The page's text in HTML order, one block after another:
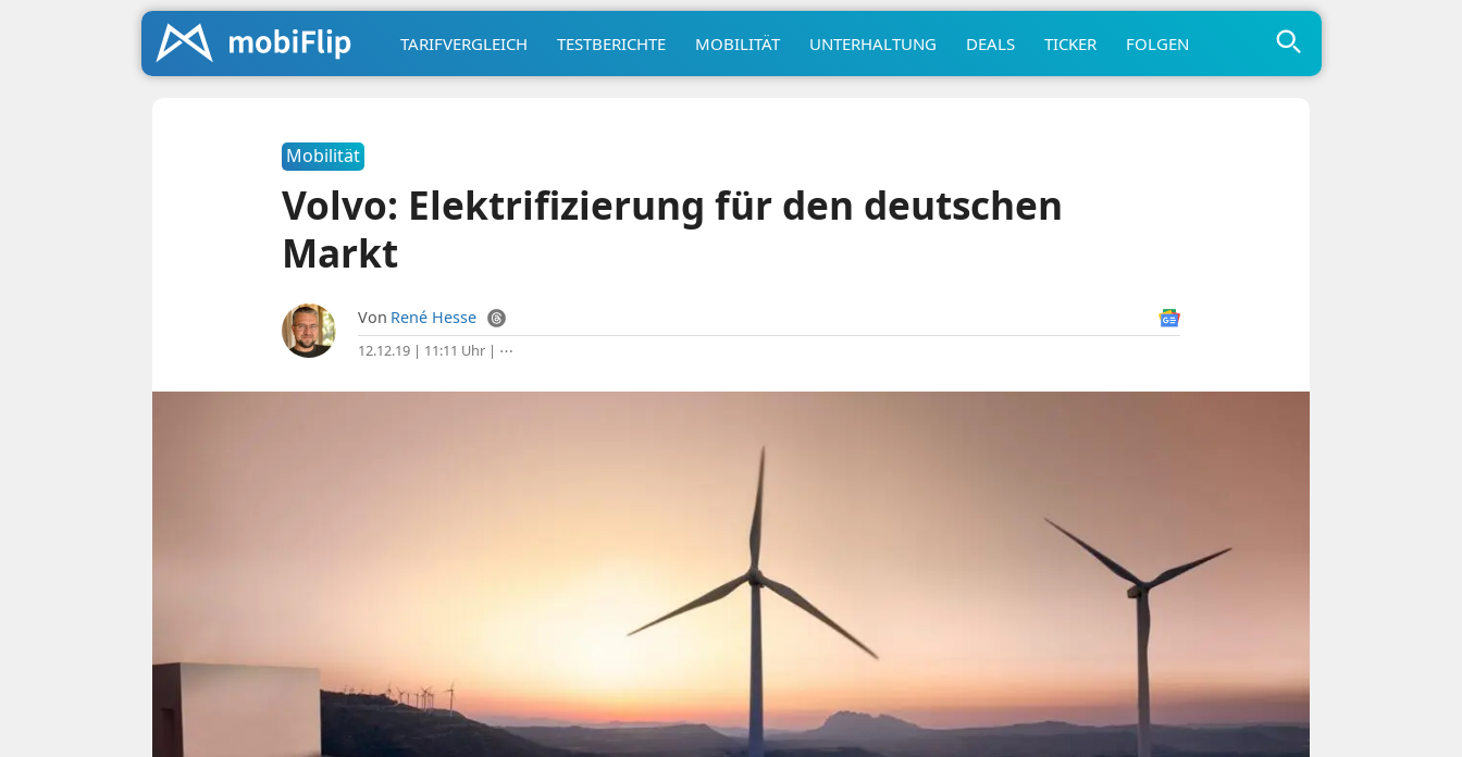
TARIFVERGLEICH TESTBERICHTE MOBILITÄT UNTERHALTUNG DEALS TICKER FOLGEN
Mobilität
Volvo: Elektrifizierung für den deutschen
Markt
Von René Hesse
12.12.19 | 11:11 Uhr| ⋯